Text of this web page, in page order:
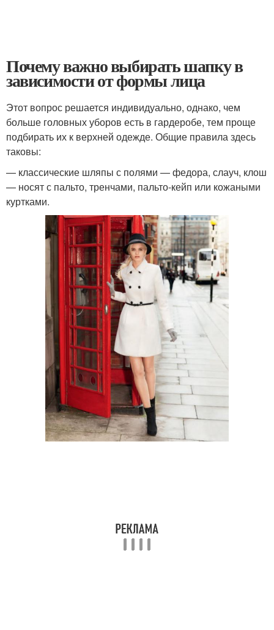
Почему важно выбирать шапку в
зависимости от формы лица
Этот вопрос решается индивидуально, однако, чем
больше головных уборов есть в гардеробе, тем проще
подбирать их к верхней одежде. Общие правила здесь
таковы:
— классические шляпы с полями — федора, слауч, клош
— носят с пальто, тренчами, пальто-кейп или кожаными
куртками.